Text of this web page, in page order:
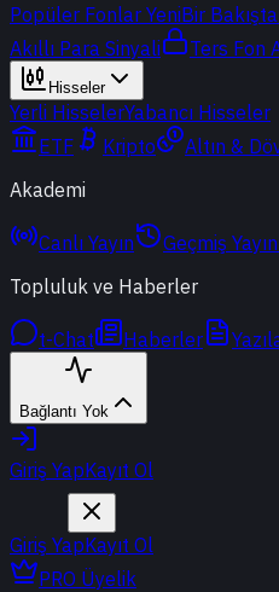
Popüler Fonlar YeniBir
Akıllı Para Sinyali
Ters Fon
Hisseler
Yerli HisselerYabancı Hisseler
ETF
Kripto Altın &
Akademi
Canlı Yayın Geçmiş
Topluluk ve Haberler
t-Chat Haberler
Bağlantı Yok
Giriş YapKayıt Ol
Giriş YapKayıt Ol
PRO Üyelik